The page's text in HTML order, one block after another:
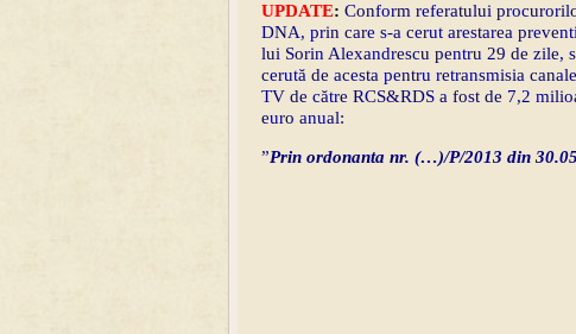
UPDATE: Conform referatului
DNA, prin care s-a cerut arestarea
lui Sorin Alexandrescu pentru 29 de zile,
cerută de acesta pentru retransmisia
TV de către RCS&RDS a fost de 7,2
euro anual:
”Prin ordonanta nr. (…)/P/2013 din